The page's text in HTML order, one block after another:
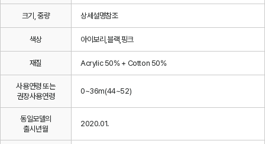
크기, 중량 상세설명참조
색상 아이보리,블랙,핑크
재질 Acrylic 50% + Cotton 50%
사용연령 또는
권장사용연령
0~36m(44~52)
동일모델의
출시년월
2020.01.